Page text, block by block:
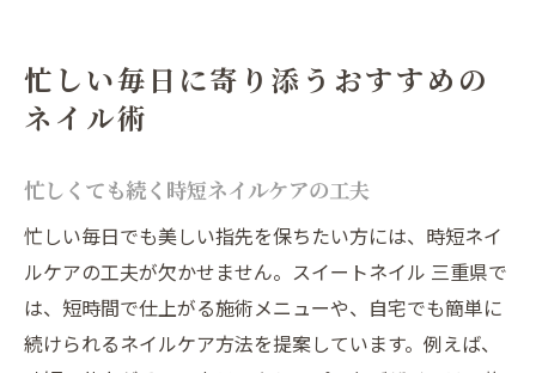
忙しい毎日に寄り添うおすすめの
ネイル術
忙しくても続く時短ネイルケアの工夫
忙しい毎日でも美しい指先を保ちたい方には、時短ネイ
ルケアの工夫が欠かせません。スイートネイル 三重県で
は、短時間で仕上がる施術メニューや、自宅でも簡単に
続けられるネイルケア方法を提案しています。例えば、